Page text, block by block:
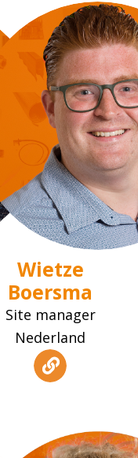
Wietze
Boersma
Site manager
Nederland